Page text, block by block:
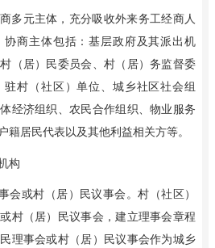
多元主体，充分吸收外来务工经商人
协商主体包括：基层政府及其派出机
（居）民委员会、村（居）务监督委
村（社区）单位、城乡社区社会组
经济组织、农民合作组织、物业服务
籍居民代表以及其他利益相关方等。
构
会或村（居）民议事会。村（社区）
村（居）民议事会，建立理事会章程
理事会或村（居）民议事会作为城乡